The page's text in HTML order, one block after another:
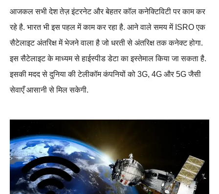
आजकल सभी देश तेज़ इंटरनेट और बेहतर कॉल कनेक्टिविटी पर काम कर
रहे है. भारत भी इस पहल में काम कर रहा है. आने वाले समय में ISRO एक
सैटेलाइट अंतरिक्ष में भेजने वाला है जो धरती से अंतरिक्ष तक कनेक्ट होगा.
इस सैटेलाइट के माध्यम से हाईस्पीड डेटा का इस्तेमाल किया जा सकता है.
इसकी मदद से दुनिया की टेलीकॉम कंपनियों को 3G, 4G और 5G जैसी
सेवाएँ आसानी से मिल सकेगी.